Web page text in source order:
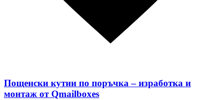
Пощенски кутии по поръчка – изработка и
монтаж от Qmailboxes